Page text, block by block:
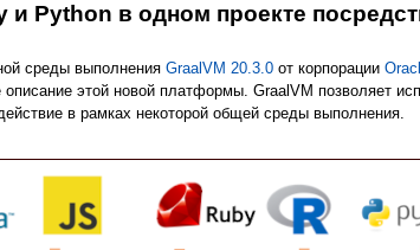
Python в одном проекте
среды выполнения GraalVM 20.3.0 от корпорации
описание этой новой платформы. GraalVM позволяет
в рамках некоторой общей среды выполнения.